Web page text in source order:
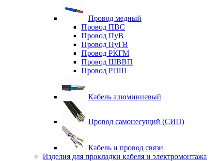
Провод медный
Провод ПВС
Провод ПуВ
Провод ПуГВ
Провод РКГМ
Провод ШВВП
Провод РПШ
Кабель алюминиевый
Провод самонесущий (СИП)
Кабель и провод связи
Изделия для прокладки кабеля и электромонтажа